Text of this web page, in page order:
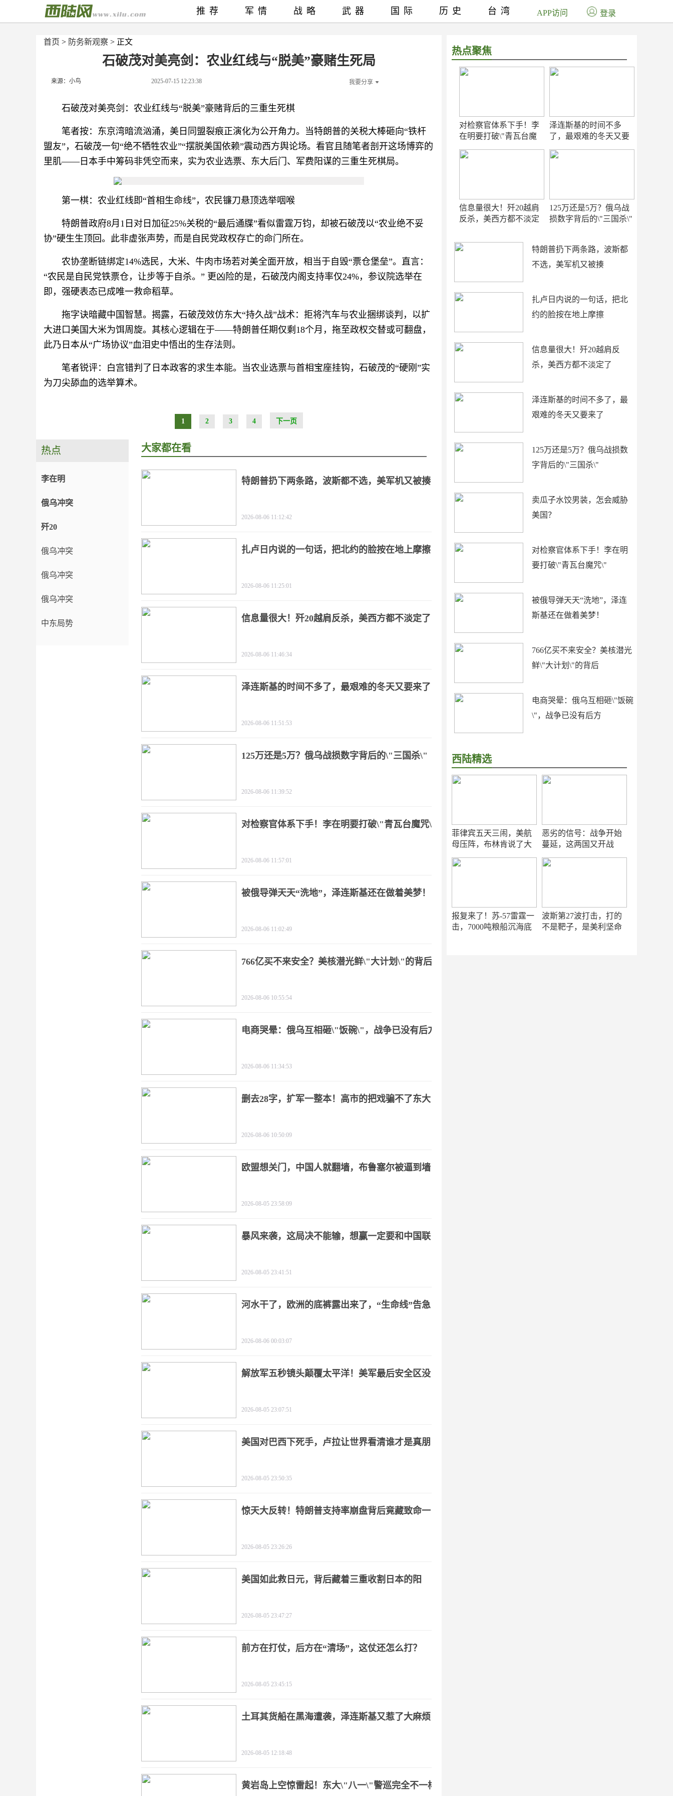
首页 > 防务新观察 > 正文
石破茂对美亮剑：农业红线与“脱美”豪赌生死局
来源：小鸟 2025-07-15 12:23:38 我要分享
石破茂对美亮剑：农业红线与“脱美”豪赌背后的三重生死棋
笔者按：东京湾暗流汹涌，美日同盟裂痕正演化为公开角力。当特朗普的关税大棒砸向“铁杆
盟友”，石破茂一句“绝不牺牲农业”“摆脱美国依赖”震动西方舆论场。看官且随笔者剖开这场博弈的
里肌——日本手中筹码非凭空而来，实为农业选票、东大后门、军费阳谋的三重生死棋局。
第一棋：农业红线即“首相生命线”，农民镰刀悬顶选举咽喉
特朗普政府8月1日对日加征25%关税的“最后通牒”看似雷霆万钧，却被石破茂以“农业绝不妥
协”硬生生顶回。此非虚张声势，而是自民党政权存亡的命门所在。
农协垄断链绑定14%选民，大米、牛肉市场若对美全面开放，相当于自毁“票仓堡垒”。直言：
“农民是自民党铁票仓，让步等于自杀。” 更凶险的是，石破茂内阁支持率仅24%，参议院选举在
即，强硬表态已成唯一救命稻草。
拖字诀暗藏中国智慧。揭露，石破茂效仿东大“持久战”战术：拒将汽车与农业捆绑谈判，以扩
大进口美国大米为饵周旋。其核心逻辑在于——特朗普任期仅剩18个月，拖至政权交替或可翻盘，
此乃日本从“广场协议”血泪史中悟出的生存法则。
笔者锐评：白宫错判了日本政客的求生本能。当农业选票与首相宝座挂钩，石破茂的“硬刚”实
为刀尖舔血的选举算术。
1 2 3 4 下一页
热点聚焦
对检察官体系下手！李
在明要打破\"青瓦台魔
泽连斯基的时间不多
了，最艰难的冬天又要
信息量很大！歼20越肩
反杀，美西方都不淡定
125万还是5万？俄乌战
损数字背后的\"三国杀\"
特朗普扔下两条路，波斯都
不选，美军机又被揍
扎卢日内说的一句话，把北
约的脸按在地上摩擦
信息量很大！歼20越肩反
杀，美西方都不淡定了
泽连斯基的时间不多了，最
艰难的冬天又要来了
125万还是5万？俄乌战损数
字背后的\"三国杀\"
卖瓜子水饺男装，怎会威胁
美国？
对检察官体系下手！李在明
要打破\"青瓦台魔咒\"
被俄导弹天天“洗地”，泽连
斯基还在做着美梦！
766亿买不来安全？美核潜光
鲜\"大计划\"的背后
电商哭晕：俄乌互相砸\"饭碗
\"，战争已没有后方
西陆精选
菲律宾五天三闹，美航
母压阵，布林肯说了大
恶劣的信号：战争开始
蔓延，这两国又开战
报复来了！苏-57雷霆一
击，7000吨粮船沉海底
波斯第27波打击，打的
不是靶子，是美利坚命
推荐 军情 战略 武器 国际 历史 台湾 APP访问 登录
热点
李在明
俄乌冲突
歼20
俄乌冲突
俄乌冲突
俄乌冲突
中东局势
大家都在看
特朗普扔下两条路，波斯都不选，美军机又被揍
2026-08-06 11:12:42
扎卢日内说的一句话，把北约的脸按在地上摩擦
2026-08-06 11:25:01
信息量很大！歼20越肩反杀，美西方都不淡定了
2026-08-06 11:46:34
泽连斯基的时间不多了，最艰难的冬天又要来了
2026-08-06 11:51:53
125万还是5万？俄乌战损数字背后的\"三国杀\"
2026-08-06 11:39:52
对检察官体系下手！李在明要打破\"青瓦台魔咒\"
2026-08-06 11:57:01
被俄导弹天天“洗地”，泽连斯基还在做着美梦！
2026-08-06 11:02:49
766亿买不来安全？美核潜光鲜\"大计划\"的背后
2026-08-06 10:55:54
电商哭晕：俄乌互相砸\"饭碗\"，战争已没有后方
2026-08-06 11:34:53
删去28字，扩军一整本！高市的把戏骗不了东大
2026-08-06 10:50:09
欧盟想关门，中国人就翻墙，布鲁塞尔被逼到墙
2026-08-05 23:58:09
暴风来袭，这局决不能输，想赢一定要和中国联
2026-08-05 23:41:51
河水干了，欧洲的底裤露出来了，“生命线”告急
2026-08-06 00:03:07
解放军五秒镜头颠覆太平洋！美军最后安全区没
2026-08-05 23:07:51
美国对巴西下死手，卢拉让世界看清谁才是真朋
2026-08-05 23:50:35
惊天大反转！特朗普支持率崩盘背后竟藏致命一
2026-08-05 23:26:26
美国如此救日元，背后藏着三重收割日本的阳
2026-08-05 23:47:27
前方在打仗，后方在“清场”，这仗还怎么打？
2026-08-05 23:45:15
土耳其货船在黑海遭袭，泽连斯基又惹了大麻烦
2026-08-05 12:18:48
黄岩岛上空惊雷起！东大\"八一\"警巡完全不一样